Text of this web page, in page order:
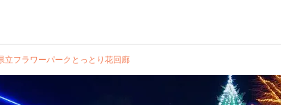
立フラワーパークとっとり花回廊